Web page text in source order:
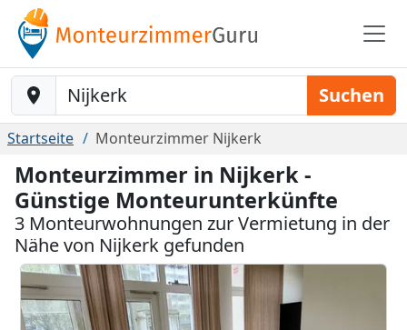
Baustelle-Location Suchen
Startseite Monteurzimmer Nijkerk
Monteurzimmer in Nijkerk -
Günstige Monteurunterkünfte
3 Monteurwohnungen zur Vermietung in der
Nähe von Nijkerk gefunden